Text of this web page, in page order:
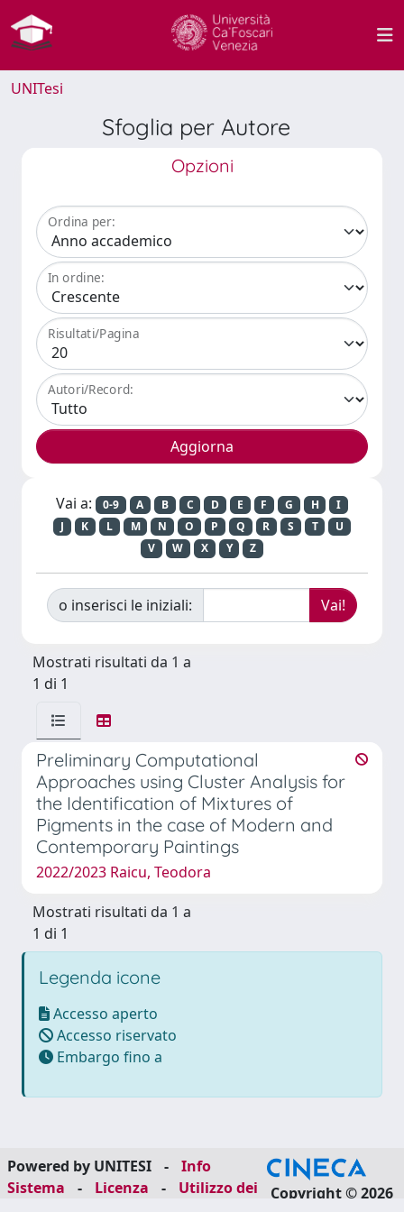
UNITesi
Sfoglia per Autore
Opzioni
Ordina per:
In ordine:
Risultati/Pagina
Autori/Record:
Vai a: 0-9 A B C D E F G H
I
J
K L M N O P Q R S T
U
V
W X Y Z
o inserisci le iniziali:
Mostrati risultati da 1 a
1 di 1
Preliminary Computational
Approaches using Cluster Analysis for
the Identification of Mixtures of
Pigments in the case of Modern and
Contemporary Paintings
2022/2023 Raicu, Teodora
Mostrati risultati da 1 a
1 di 1
Legenda icone
Accesso aperto
Accesso riservato
Embargo fino a
Powered by UNITESI -
Info
Sistema
- Licenza -
Utilizzo dei
Copyright © 2026